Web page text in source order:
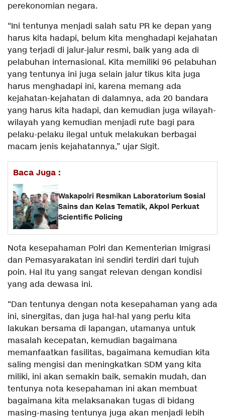
perekonomian negara.
“Ini tentunya menjadi salah satu PR ke depan yang
harus kita hadapi, belum kita menghadapi kejahatan
yang terjadi di jalur-jalur resmi, baik yang ada di
pelabuhan internasional. Kita memiliki 96 pelabuhan
yang tentunya ini juga selain jalur tikus kita juga
harus menghadapi ini, karena memang ada
kejahatan-kejahatan di dalamnya, ada 20 bandara
yang harus kita hadapi, dan kemudian juga wilayah-
wilayah yang kemudian menjadi rute bagi para
pelaku-pelaku ilegal untuk melakukan berbagai
macam jenis kejahatannya,” ujar Sigit.
Baca Juga :
Wakapolri Resmikan Laboratorium Sosial
Sains dan Kelas Tematik, Akpol Perkuat
Scientific Policing
Nota kesepahaman Polri dan Kementerian Imigrasi
dan Pemasyarakatan ini sendiri terdiri dari tujuh
poin. Hal itu yang sangat relevan dengan kondisi
yang ada dewasa ini.
“Dan tentunya dengan nota kesepahaman yang ada
ini, sinergitas, dan juga hal-hal yang perlu kita
lakukan bersama di lapangan, utamanya untuk
masalah kecepatan, kemudian bagaimana
memanfaatkan fasilitas, bagaimana kemudian kita
saling mengisi dan meningkatkan SDM yang kita
miliki, ini akan semakin baik, semakin mudah, dan
tentunya nota kesepahaman ini akan membuat
bagaimana kita melaksanakan tugas di bidang
masing-masing tentunya juga akan menjadi lebih